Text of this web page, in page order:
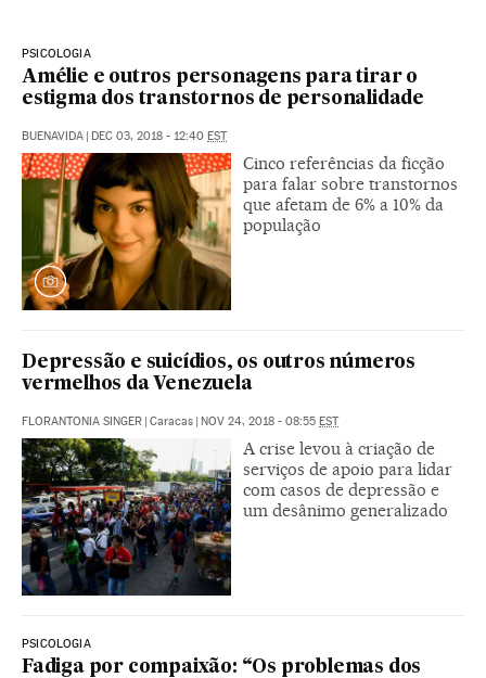
PSICOLOGIA
Amélie e outros personagens para tirar o
estigma dos transtornos de personalidade
BUENAVIDA | DEC 03, 2018 - 12:40 EST
Cinco referências da ficção
para falar sobre transtornos
que afetam de 6% a 10% da
população
Depressão e suicídios, os outros números
vermelhos da Venezuela
FLORANTONIA SINGER | Caracas | NOV 24, 2018 - 08:55 EST
A crise levou à criação de
serviços de apoio para lidar
com casos de depressão e
um desânimo generalizado
PSICOLOGIA
Fadiga por compaixão: “Os problemas dos